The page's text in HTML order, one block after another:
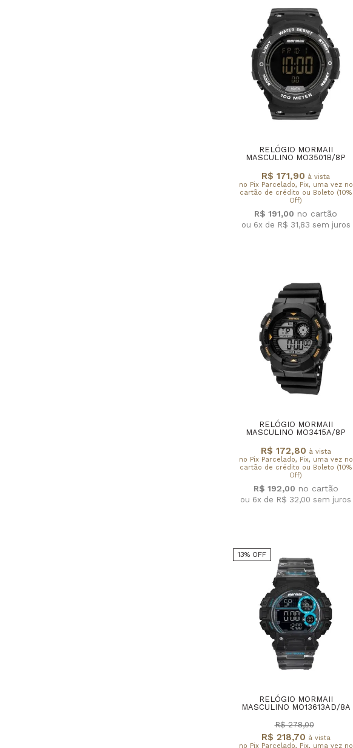
RELÓGIO MORMAII
MASCULINO MO3501B/8P
R$ 171,90 à vista
no Pix Parcelado, Pix, uma vez no
cartão de crédito ou Boleto (10%
Off)
R$ 191,00
ou 6x de R$ 31,83 sem juros
RELÓGIO MORMAII
MASCULINO MO3415A/8P
R$ 172,80 à vista
no Pix Parcelado, Pix, uma vez no
cartão de crédito ou Boleto (10%
Off)
R$ 192,00
ou 6x de R$ 32,00 sem juros
13% OFF
RELÓGIO MORMAII
MASCULINO MO13613AD/8A
R$ 218,70 à vista
no Pix Parcelado, Pix, uma vez no
R$ 278,00